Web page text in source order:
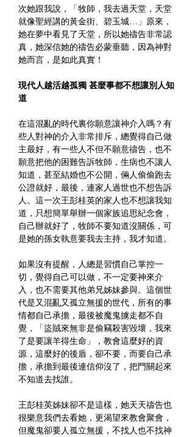
次她跟我說，「牧師，我去過天堂，天堂
就像聖經講的黃金街、碧玉城…」原來，
她在夢中看見了天堂，所以她禱告非常認
真，她深信她的禱告必蒙垂聽，因為神對
她而言，是如此真實！
現代人越活越孤獨 甚麼事都不想讓別人知
道
在這混亂的時代裏你願意讓神介入嗎？有
些人對神的介入非常排斥，總覺得自己做
主最好，有一些人不但不願意禱告，也不
願意把他的困難告訴牧師，生病也不讓人
知道，甚至結婚也不公開，倆人偷偷跑去
公證就好，最後，連家人過世也不想告訴
人。這一次王彭桂英的家人也不想讓我知
道，只想簡單舉辦一個家族追思紀念會，
自己辦就好了，牧師不要知道沒關係，可
是她的孫女執意要我去主持，我才知道。
如果沒有提醒，人總是習慣自己掌控一
切，覺得自己可以做，不一定要神來介
入，也不需要其他弟兄姊妹參與。這個世
代是又混亂又孤立無援的世代，所有的事
情都自己承擔，最後被魔鬼擄走都不自
覺，「盜賊來無非是偷竊殺害毀壞，我來
了是要讓羊得生命」，教會這麼好的資
源，這麼好的後盾，卻不要，而要自己承
擔，承擔到最後連信仰沒了，把門關起來
不知道去找誰。
王彭桂英姊妹卻不是這樣，她天天禱告也
很樂意我們去看她，更渴望來教會聚會，
但魔鬼卻要人孤立無援，不找人也不找神